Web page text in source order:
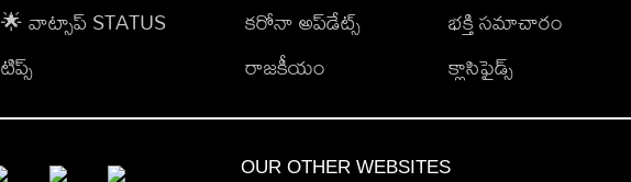
🌟 వాట్సాప్ STATUS
టిప్స్
కరోనా అప్‌డేట్స్
రాజకీయం
భక్తి సమాచారం
క్లాసిఫైడ్స్
OUR OTHER WEBSITES